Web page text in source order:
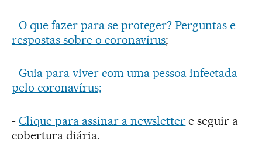
- O que fazer para se proteger? Perguntas e
respostas sobre o coronavírus;
- Guia para viver com uma pessoa infectada
pelo coronavírus;
- Clique para assinar a newsletter e seguir a
cobertura diária.